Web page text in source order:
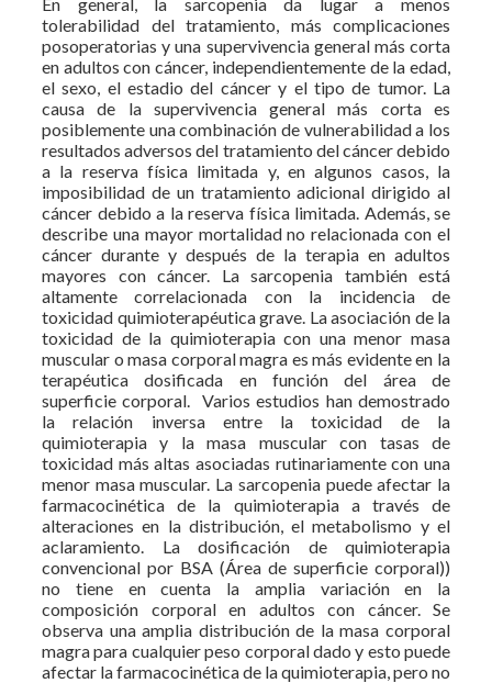
tolerabilidad del tratamiento, más complicaciones
posoperatorias y una supervivencia general más corta
en adultos con cáncer, independientemente de la edad,
el sexo, el estadio del cáncer y el tipo de tumor. La
causa de la supervivencia general más corta es
posiblemente una combinación de vulnerabilidad a los
resultados adversos del tratamiento del cáncer debido
a la reserva física limitada y, en algunos casos, la
imposibilidad de un tratamiento adicional dirigido al
cáncer debido a la reserva física limitada. Además, se
describe una mayor mortalidad no relacionada con el
cáncer durante y después de la terapia en adultos
mayores con cáncer. La sarcopenia también está
altamente correlacionada con la incidencia de
toxicidad quimioterapéutica grave. La asociación de la
toxicidad de la quimioterapia con una menor masa
muscular o masa corporal magra es más evidente en la
terapéutica dosificada en función del área de
superficie corporal. Varios estudios han demostrado
la relación inversa entre la toxicidad de la
quimioterapia y la masa muscular con tasas de
toxicidad más altas asociadas rutinariamente con una
menor masa muscular. La sarcopenia puede afectar la
farmacocinética de la quimioterapia a través de
alteraciones en la distribución, el metabolismo y el
aclaramiento. La dosificación de quimioterapia
convencional por BSA (Área de superficie corporal))
no tiene en cuenta la amplia variación en la
composición corporal en adultos con cáncer. Se
observa una amplia distribución de la masa corporal
magra para cualquier peso corporal dado y esto puede
afectar la farmacocinética de la quimioterapia, pero no